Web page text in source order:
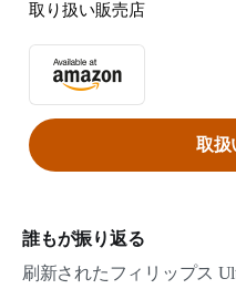
誰もが振り返る
刷新されたフィリップス
取り扱い販売店
取扱